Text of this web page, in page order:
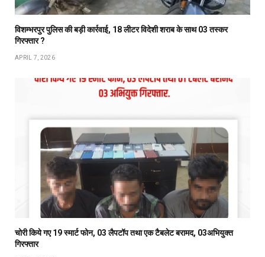
विशम्भरपुर पुलिस की बड़ी कार्रवाई, 18 लीटर विदेशी शराब के साथ 03 तस्कर
गिरफ्तार ?
APRIL 7, 2026
चोरी किये गए 19 स्मार्ट फोन, 03 लैपटॉप तथा एक टैबलेट बरामद, 03अभियुक्त
गिरफ्तार